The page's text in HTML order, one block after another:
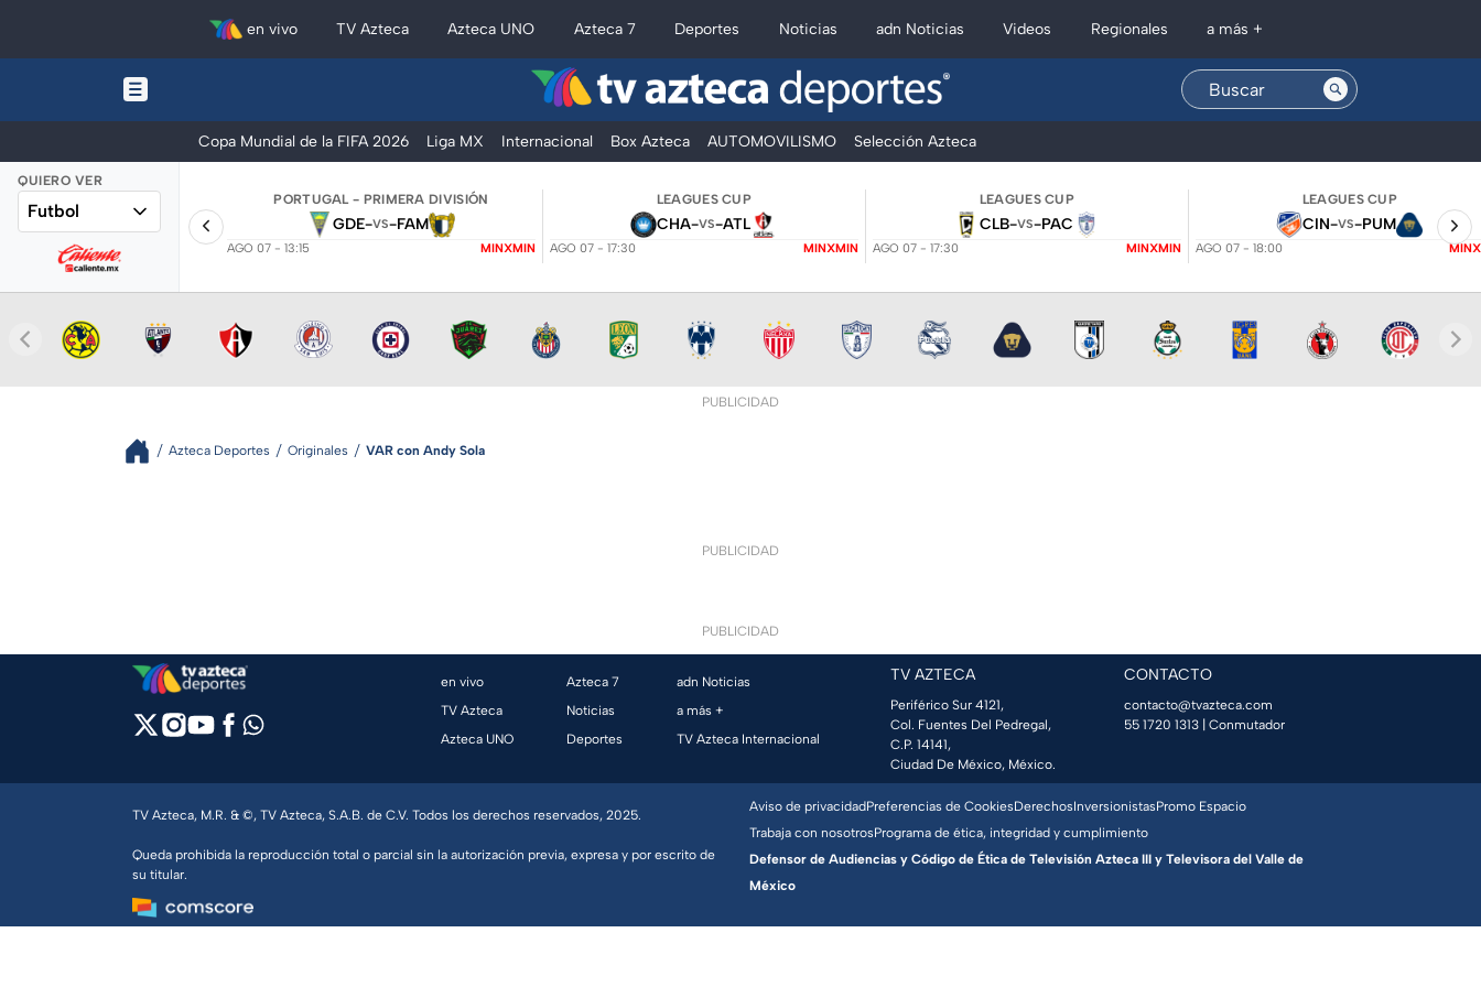
en vivo TV Azteca Azteca UNO Azteca 7 Deportes Noticias adn Noticias Videos Regionales a más +
Copa Mundial de la FIFA 2026 Liga MX Internacional Box Azteca AUTOMOVILISMO Selección Azteca
QUIERO VER
Futbol
PORTUGAL - PRIMERA DIVISIÓN
GDE-VS-FAM
AGO 07 - 13:15 MINXMIN
LEAGUES CUP
CHA-VS-ATL
AGO 07 - 17:30 MINXMIN
LEAGUES CUP
CLB-VS-PAC
AGO 07 - 17:30 MINXMIN
LEAGUES CUP
CIN-VS-PUM
AGO 07 - 18:00
PUBLICIDAD
Azteca Deportes Originales VAR con Andy Sola
PUBLICIDAD
PUBLICIDAD
en vivo
TV Azteca
Azteca UNO
Azteca 7
Noticias
Deportes
adn Noticias
a más +
TV Azteca Internacional
TV AZTECA
Periférico Sur 4121,
Col. Fuentes Del Pedregal,
C.P. 14141,
Ciudad De México, México.
CONTACTO
contacto@tvazteca.com
55 1720 1313 | Conmutador
TV Azteca, M.R. & ©, TV Azteca, S.A.B. de C.V. Todos los derechos reservados, 2025.
Queda prohibida la reproducción total o parcial sin la autorización previa, expresa y por escrito de
su titular.
Aviso de privacidadPreferencias de CookiesDerechosInversionistasPromo Espacio
Trabaja con nosotrosPrograma de ética, integridad y cumplimiento
Defensor de Audiencias y Código de Ética de Televisión Azteca III y Televisora del Valle de
México